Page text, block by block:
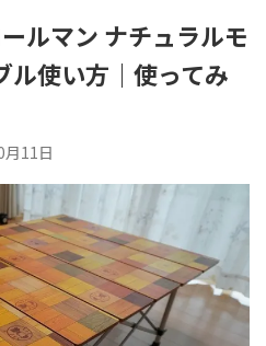
ルマン ナチュラルモ
ル使い方｜使ってみ
11日